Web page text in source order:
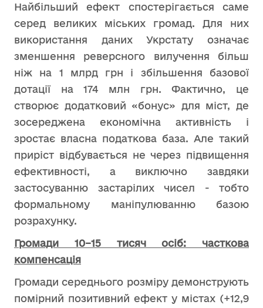
Найбільший ефект спостерігається саме
серед великих міських громад. Для них
використання даних Укрстату означає
зменшення реверсного вилучення більш
ніж на 1 млрд грн і збільшення базової
дотації на 174 млн грн. Фактично, це
створює додатковий «бонус» для міст, де
зосереджена економічна активність і
зростає власна податкова база. Але такий
приріст відбувається не через підвищення
ефективності, а виключно завдяки
застосуванню застарілих чисел - тобто
формальному маніпулюванню базою
розрахунку.
Громади 10–15 тисяч осіб: часткова
компенсація
Громади середнього розміру демонструють
помірний позитивний ефект у містах (+12,9